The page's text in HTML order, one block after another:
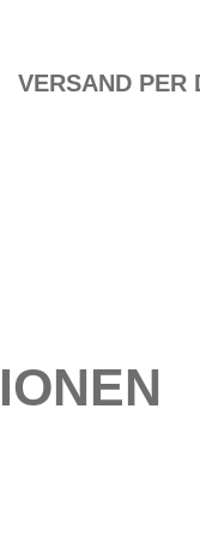
VERSAND PER